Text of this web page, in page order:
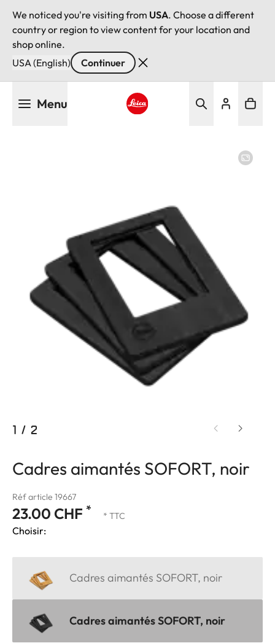
We noticed you're visiting from USA. Choose a different
country or region to view content for your location and
shop online.
USA (English)
Continuer
Menu
1 / 2
Cadres aimantés SOFORT, noir
Réf article 19667
23.00 CHF * * TTC
Choisir:
Cadres aimantés SOFORT, noir
Cadres aimantés SOFORT, noir